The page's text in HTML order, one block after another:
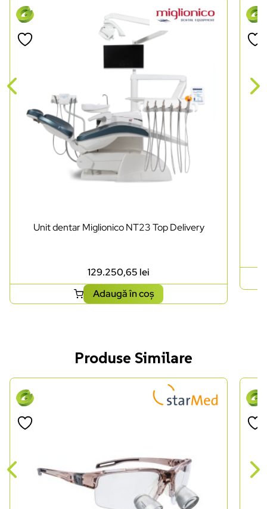
Unit dentar Miglionico NT23 Top Delivery
129.250,65 lei
Adaugă în coș
Produse Similare